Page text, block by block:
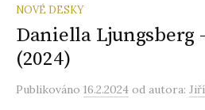
NOVÉ DESKY
Daniella Ljungsberg
(2024)
Publikováno 16.2.2024 od autora: